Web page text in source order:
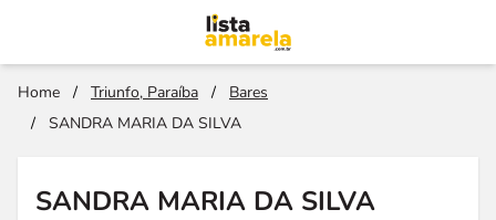
Home / Triunfo, Paraíba /
Bares
/
SANDRA MARIA DA SILVA
SANDRA MARIA DA SILVA